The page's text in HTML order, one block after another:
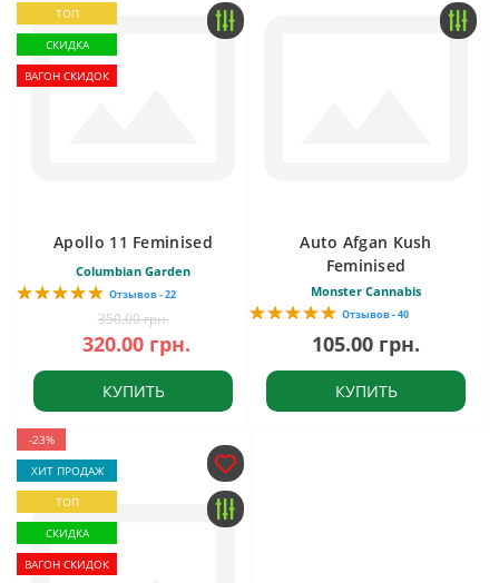
ТОП
СКИДКА
ВАГОН СКИДОК
Apollo 11 Feminised
Columbian Garden
Отзывов - 22
350.00 грн.
320.00 грн.
КУПИТЬ
Auto Afgan Kush
Feminised
Monster Cannabis
Отзывов - 40
105.00 грн.
КУПИТЬ
-23%
ХИТ ПРОДАЖ
ТОП
СКИДКА
ВАГОН СКИДОК